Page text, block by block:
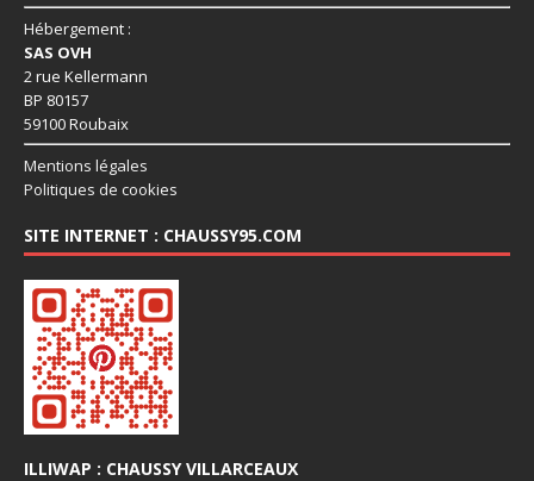
Hébergement :
SAS OVH
2 rue Kellermann
BP 80157
59100 Roubaix
Mentions légales
Politiques de cookies
SITE INTERNET : CHAUSSY95.COM
ILLIWAP : CHAUSSY VILLARCEAUX